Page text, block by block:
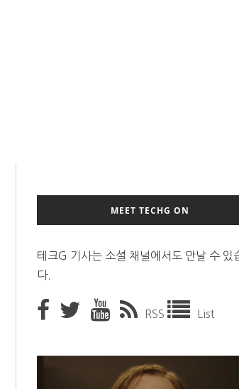
MEET TECHG ON
테크G 기사는 소셜 채널에서도 만날 수 있
다.
RSS List